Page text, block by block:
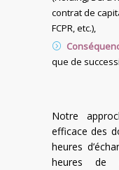
contrat de
FCPR, etc.),
que de
Notre
efficace des
heures
heures de